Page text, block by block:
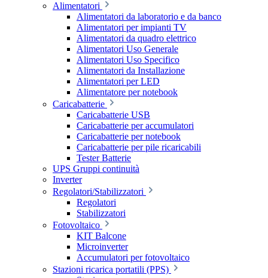
Alimentatori
Alimentatori da laboratorio e da banco
Alimentatori per impianti TV
Alimentatori da quadro elettrico
Alimentatori Uso Generale
Alimentatori Uso Specifico
Alimentatori da Installazione
Alimentatori per LED
Alimentatore per notebook
Caricabatterie
Caricabatterie USB
Caricabatterie per accumulatori
Caricabatterie per notebook
Caricabatterie per pile ricaricabili
Tester Batterie
UPS Gruppi continuità
Inverter
Regolatori/Stabilizzatori
Regolatori
Stabilizzatori
Fotovoltaico
KIT Balcone
Microinverter
Accumulatori per fotovoltaico
Stazioni ricarica portatili (PPS)